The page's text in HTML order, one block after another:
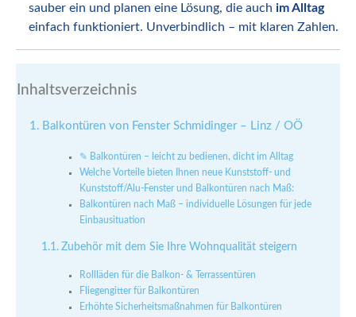
sauber ein und planen eine Lösung, die auch im Alltag
einfach funktioniert. Unverbindlich – mit klaren Zahlen.
Inhaltsverzeichnis
Balkontüren von Fenster Schmidinger – Linz / OÖ
✎ Balkontüren – leicht zu bedienen, dicht im Alltag
Welche Vorteile bieten Ihnen neue Kunststoff- und
Kunststoff/Alu-Fenster und Balkontüren nach Maß:
Balkontüren nach Maß – individuelle Lösungen für jede
Einbausituation
Zubehör mit dem Sie Ihre Wohnqualität steigern
Rollläden für die Balkon- & Terrassentüren
Fliegengitter für Balkontüren
Erhöhte Sicherheitsmaßnahmen für Balkontüren